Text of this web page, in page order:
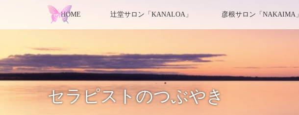
HOME 辻堂サロン「KANALOA」 彦根サロン「NAKAIMA」
セラピストのつぶやき